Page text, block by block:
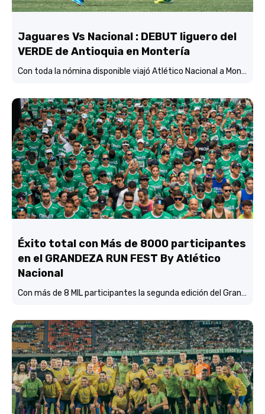
Jaguares Vs Nacional : DEBUT liguero del
VERDE de Antioquia en Montería
Con toda la nómina disponible viajó Atlético Nacional a Montería y está concentrado y listo para enfrentar mañana (3:45 p.m.) a Jaguares de Córdoba en el estadio Jaraguay.
Éxito total con Más de 8000 participantes
en el GRANDEZA RUN FEST By Atlético
Nacional
Con más de 8 MIL participantes la segunda edición del Grandeza Run Fest fue más que un éxito total.